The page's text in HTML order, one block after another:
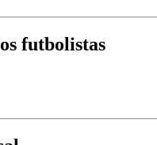
futbolistas